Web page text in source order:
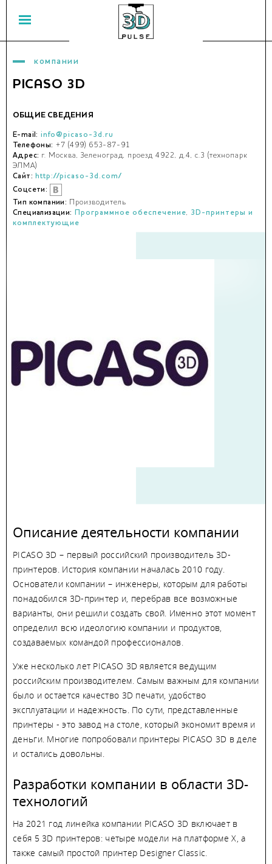
компании
PICASO 3D
ОБЩИЕ СВЕДЕНИЯ
E-mail: info@picaso-3d.ru
Телефоны: +7 (499) 653-87-91
Адрес: г. Москва, Зеленоград, проезд 4922, д.4, с.3 (технопарк
ЭЛМА)
Сайт: http://picaso-3d.com/
Соцсети:
Тип компании:
Производитель
Специализации:
Программное обеспечение, 3D-принтеры и
комплектующие
Описание деятельности компании
PICASO 3D – первый российский производитель 3D-
принтеров. История компании началась 2010 году.
Основатели компании – инженеры, которым для работы
понадобился 3D-принтер и, перебрав все возможные
варианты, они решили создать свой. Именно этот момент
определил всю идеологию компании и продуктов,
создаваемых командой профессионалов.
Уже несколько лет PICASO 3D является ведущим
российским производителем. Самым важным для компании
было и остается качество 3D печати, удобство
эксплуатации и надежность. По сути, представленные
принтеры - это завод на столе, который экономит время и
деньги. Многие попробовали принтеры PICASO 3D в деле
и остались довольны.
Разработки компании в области 3D-
технологий
На 2021 год линейка компании PICASO 3D включает в
себя 5 3D принтеров: четыре модели на платформе X, а
также самый простой принтер Designer Classic.